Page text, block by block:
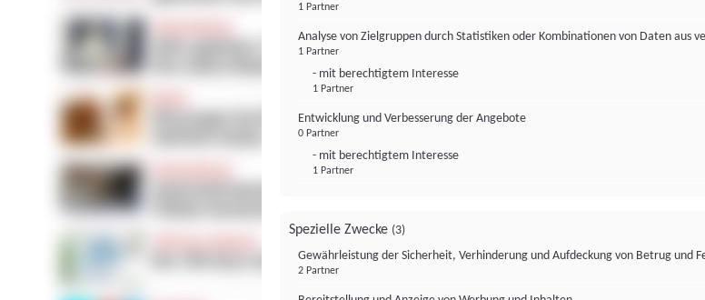
1 Partner
Analyse von Zielgruppen durch Statistiken oder Kombinationen von Daten aus
1 Partner
- mit berechtigtem Interesse
1 Partner
Entwicklung und Verbesserung der Angebote
0 Partner
- mit berechtigtem Interesse
1 Partner
Spezielle Zwecke (3)
Gewährleistung der Sicherheit, Verhinderung und Aufdeckung von Betrug und
2 Partner